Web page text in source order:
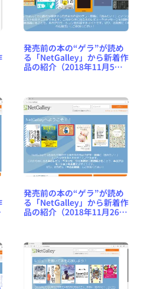
発売前の本の“ゲラ”が読め
る「NetGalley」から新着作
品の紹介（2018年11月5日
発売前の本の“ゲラ”が読め
る「NetGalley」から新着作
品の紹介（2018年11月26日